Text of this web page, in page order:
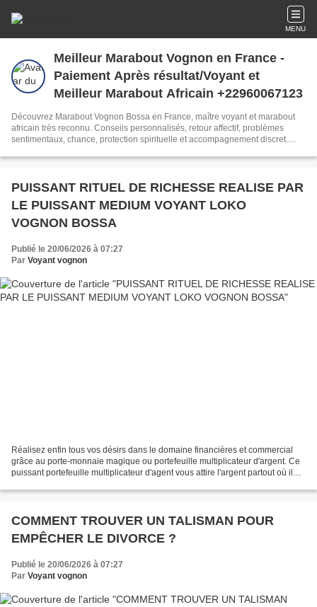
MENU
Meilleur Marabout Vognon en France -
Paiement Après résultat/Voyant et
Meilleur Marabout Africain +22960067123
Découvrez Marabout Vognon Bossa en France, maître voyant et marabout
africain très reconnu. Conseils personnalisés, retour affectif, problèmes
sentimentaux, chance, protection spirituelle et accompagnement discret.
PUISSANT RITUEL DE RICHESSE REALISE PAR
LE PUISSANT MEDIUM VOYANT LOKO
VOGNON BOSSA
Publié le 20/06/2026 à 07:27
Par Voyant vognon
Réalisez enfin tous vos désirs dans le domaine financières et commercial
grâce au porte-monnaie magique ou portefeuille multiplicateur d'argent. Ce
puissant portefeuille multiplicateur d'agent vous attire l'argent partout où il
COMMENT TROUVER UN TALISMAN POUR
EMPÊCHER LE DIVORCE ?
Publié le 20/06/2026 à 07:27
Par Voyant vognon